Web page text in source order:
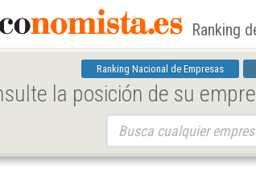
Ranking
Ranking Nacional de Empresas
la posición de su